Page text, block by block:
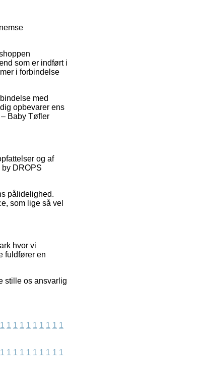
som er indført i
i forbindelse
med
opbevarer ens
Baby Tøfler
og af
DROPS
pålidelighed.
som lige så vel
hvor vi
fuldfører en
stille os ansvarlig
1 1 1 1 1 1 1 1 1 1
1 1 1 1 1 1 1 1 1 1